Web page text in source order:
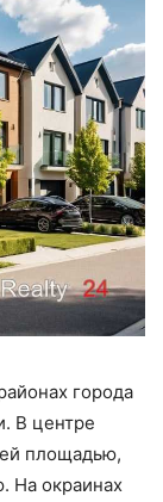
города
В центре
площадью,
На окраинах